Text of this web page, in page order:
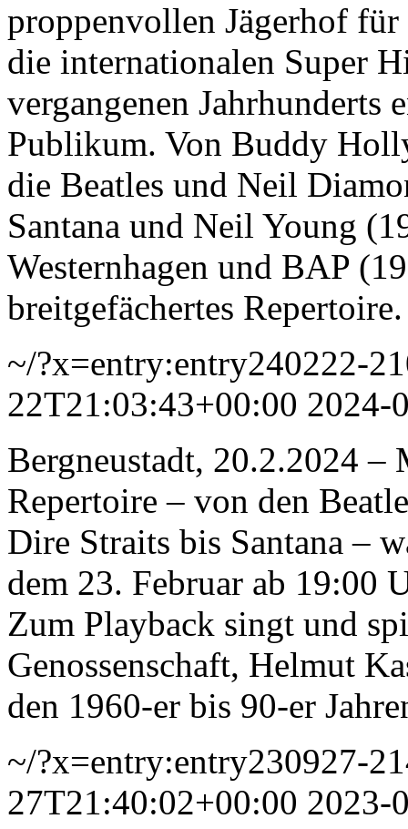
proppenvollen Jägerhof
die internationalen Super
vergangenen Jahrhunderts
Publikum. Von Buddy
die Beatles und Neil
Santana und Neil Young
Westernhagen und BAP
breitgefächertes
~/?x=entry:entry240222-
22T21:03:43+00:00 2024-
Bergneustadt, 20.2.2024 –
Repertoire – von den
Dire Straits bis Santana –
dem 23. Februar ab 19:00
Zum Playback singt und
Genossenschaft, Helmut
den 1960-er bis 90-er
~/?x=entry:entry230927-
27T21:40:02+00:00 2023-